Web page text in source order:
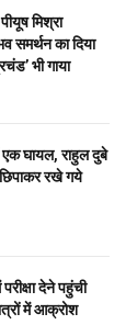
मिश्रा
समर्थन का दिया
भी गाया
घायल, राहुल दुबे
रखे गये
देने पहुंची
में आक्रोश